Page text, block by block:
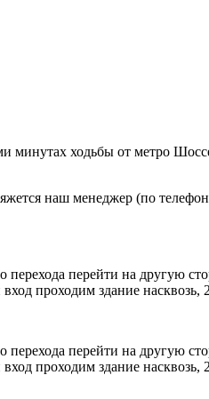
минутах ходьбы от метро
наш менеджер (по
перейти на другую
проходим здание насквозь,
перейти на другую
проходим здание насквозь,